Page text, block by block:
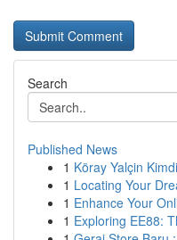
Search
Published News
1 Köray Yalçin
1 Locating Your
1 Enhance Your
1 Exploring EE88: